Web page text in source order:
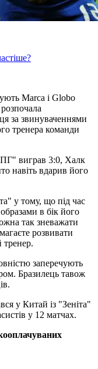
Marca і Globo
за звинуваченнями
тренера команди
виграв 3:0, Халк
навіть вдарив його
у тому, що під час
в бік його
так зневажати
розвивати
тренер.
заперечують
Бразилець тавож
у Китай із "Зеніта"
у 12 матчах.